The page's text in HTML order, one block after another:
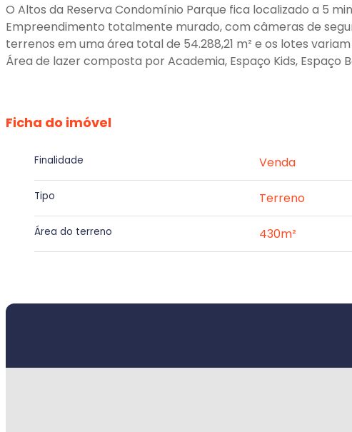
O Altos da Reserva Condomínio Parque fica localizado a 5
Empreendimento totalmente murado, com câmeras de
terrenos em uma área total de 54.288,21 m² e os lotes
Área de lazer composta por Academia, Espaço Kids, Espaço
Ficha do imóvel
Finalidade Venda
Tipo Terreno
Área do terreno 430m²